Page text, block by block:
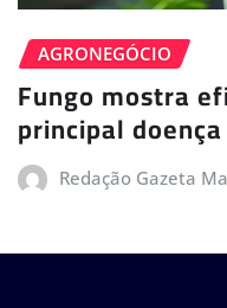
AGRONEGÓCIO
Fungo mostra
principal
Redação Gazeta